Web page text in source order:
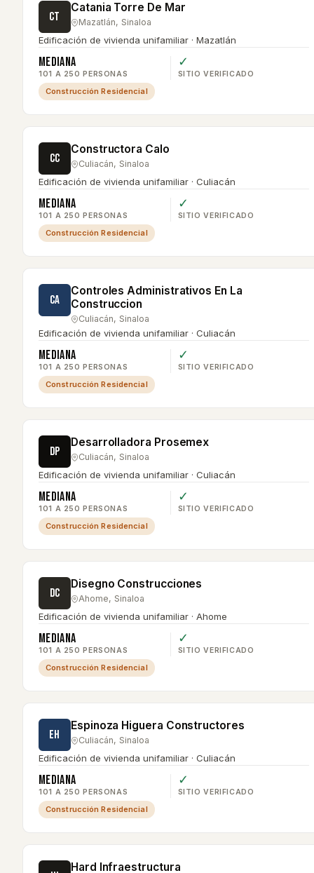
CT
Catania Torre De Mar
Mazatlán, Sinaloa
Edificación de vivienda unifamiliar · Mazatlán
Mediana
101 A 250 PERSONAS
✓
SITIO VERIFICADO
Construcción Residencial
CC
Constructora Calo
Culiacán, Sinaloa
Edificación de vivienda unifamiliar · Culiacán
Mediana
101 A 250 PERSONAS
✓
SITIO VERIFICADO
Construcción Residencial
CA
Controles Administrativos En La
Construccion
Culiacán, Sinaloa
Edificación de vivienda unifamiliar · Culiacán
Mediana
101 A 250 PERSONAS
✓
SITIO VERIFICADO
Construcción Residencial
DP
Desarrolladora Prosemex
Culiacán, Sinaloa
Edificación de vivienda unifamiliar · Culiacán
Mediana
101 A 250 PERSONAS
✓
SITIO VERIFICADO
Construcción Residencial
DC
Disegno Construcciones
Ahome, Sinaloa
Edificación de vivienda unifamiliar · Ahome
Mediana
101 A 250 PERSONAS
✓
SITIO VERIFICADO
Construcción Residencial
EH
Espinoza Higuera Constructores
Culiacán, Sinaloa
Edificación de vivienda unifamiliar · Culiacán
Mediana
101 A 250 PERSONAS
✓
SITIO VERIFICADO
Construcción Residencial
Hard Infraestructura